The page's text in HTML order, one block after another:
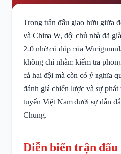
Trong trận đấu giao hữu giữa
và China W, đội chủ nhà đã
2-0 nhờ cú đúp của
không chỉ nhằm kiểm tra
cả hai đội mà còn có ý nghĩa
đánh giá chiến lược và sự phát
tuyển Việt Nam dưới sự dẫn
Chung.
Diễn biến trận đấu